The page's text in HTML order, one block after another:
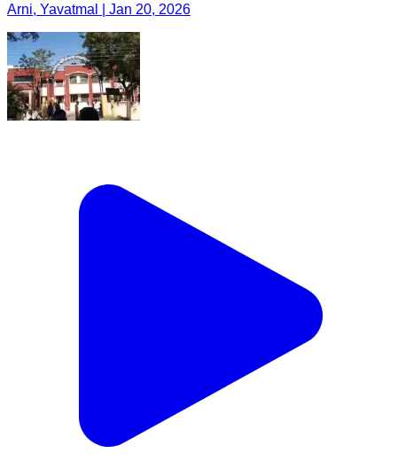
Arni, Yavatmal | Jan 20, 2026